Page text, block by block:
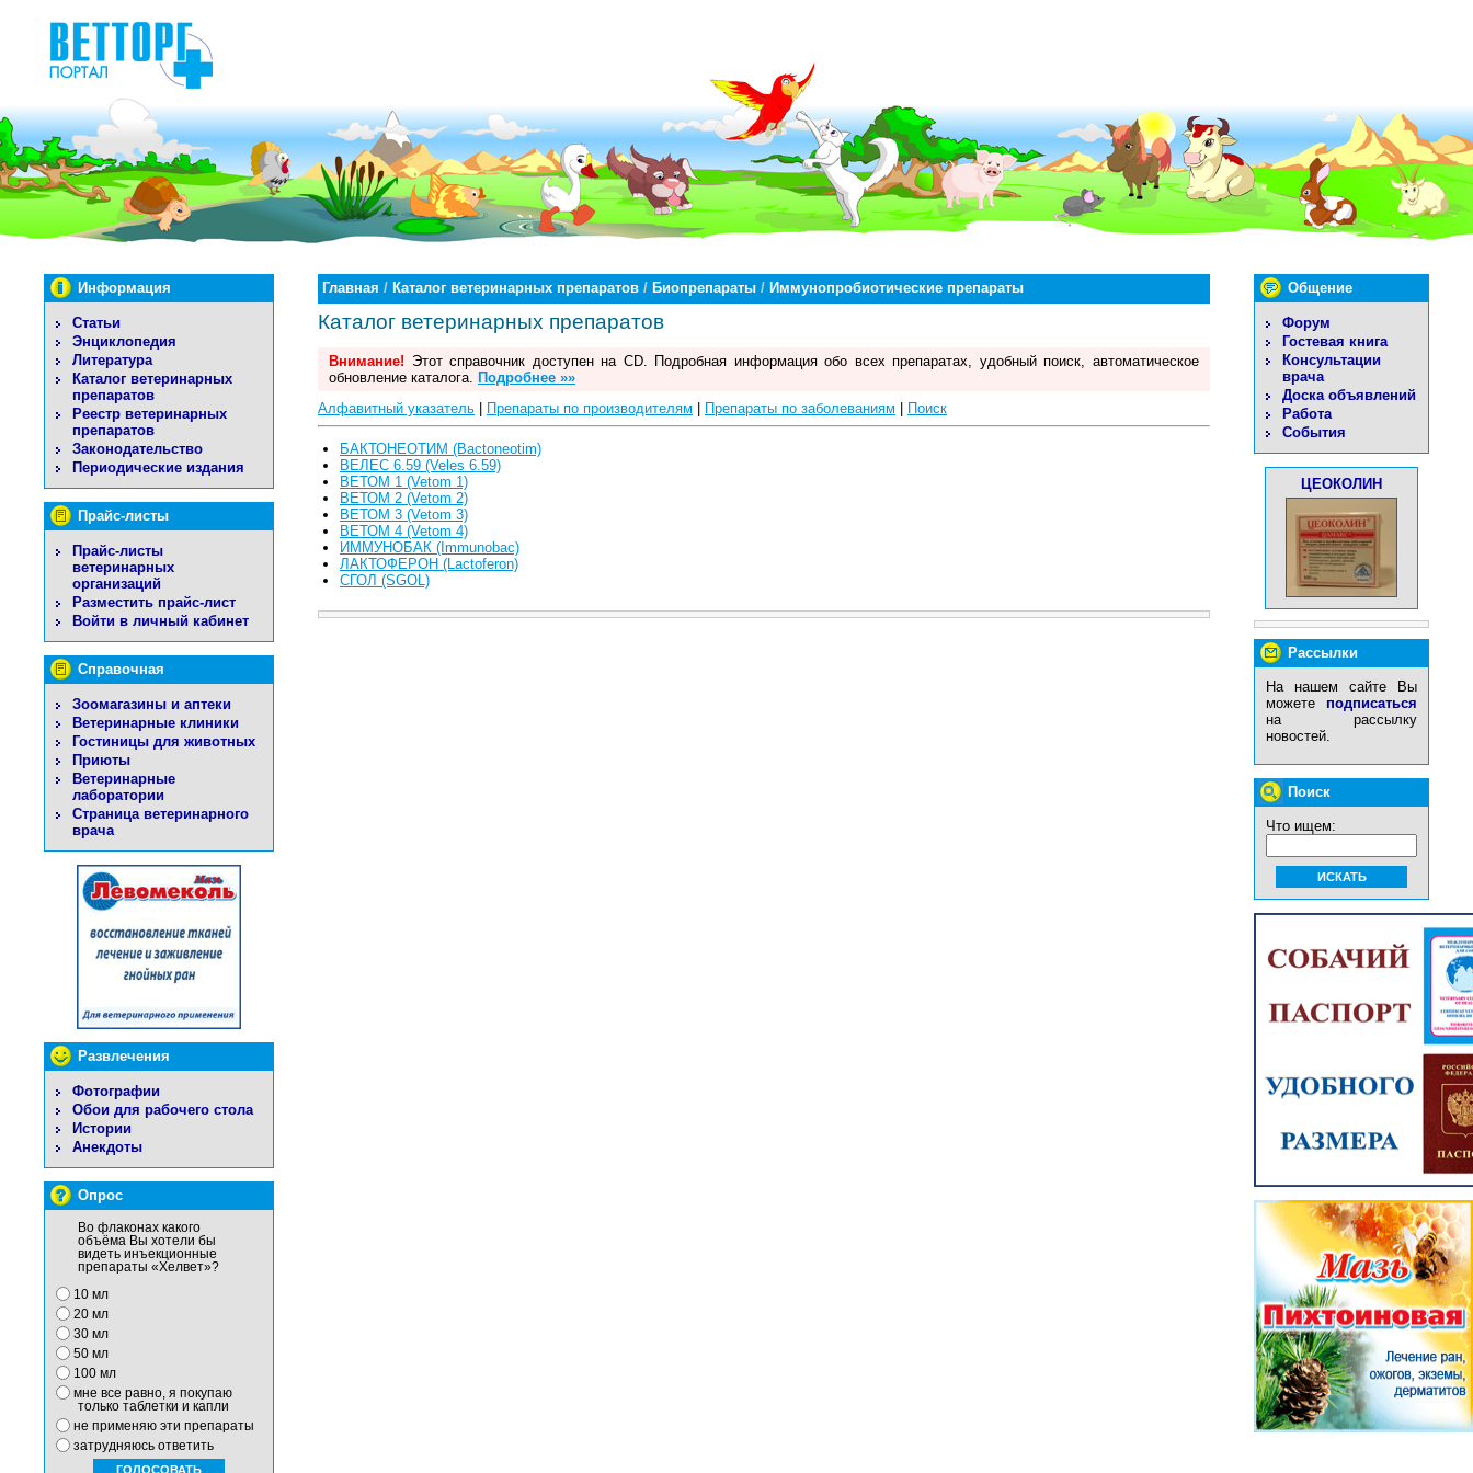
Информация
Статьи
Энциклопедия
Литература
Каталог ветеринарных
препаратов
Реестр ветеринарных
препаратов
Законодательство
Периодические издания
Прайс-листы
Прайс-листы
ветеринарных
организаций
Разместить прайс-лист
Войти в личный кабинет
Справочная
Зоомагазины и аптеки
Ветеринарные клиники
Гостиницы для животных
Приюты
Ветеринарные
лаборатории
Страница ветеринарного
врача
Развлечения
Фотографии
Обои для рабочего стола
Истории
Анекдоты
Опрос
Во флаконах какого
объёма Вы хотели бы
видеть инъекционные
препараты «Хелвет»?
10 мл
20 мл
30 мл
50 мл
100 мл
мне все равно, я покупаю
только таблетки и капли
не применяю эти препараты
затрудняюсь ответить
Общение
Форум
Гостевая книга
Консультации
врача
Доска объявлений
Работа
События
ЦЕОКОЛИН
Рассылки
На нашем сайте Вы
можете подписаться
на рассылку
новостей.
Поиск
Что ищем:
Главная / Каталог ветеринарных препаратов / Биопрепараты / Иммунопробиотические препараты
Каталог ветеринарных препаратов
Внимание! Этот справочник доступен на CD. Подробная информация обо всех препаратах, удобный поиск, автоматическое
обновление каталога. Подробнее »»
Алфавитный указатель
Препараты по производителям Препараты по заболеваниям Поиск
БАКТОНЕОТИМ (Bactoneotim)
ВЕЛЕС 6.59 (Veles 6.59)
ВЕТОМ 1 (Vetom 1)
ВЕТОМ 2 (Vetom 2)
ВЕТОМ 3 (Vetom 3)
ВЕТОМ 4 (Vetom 4)
ИММУНОБАК (Immunobac)
ЛАКТОФЕРОН (Lactoferon)
СГОЛ (SGOL)